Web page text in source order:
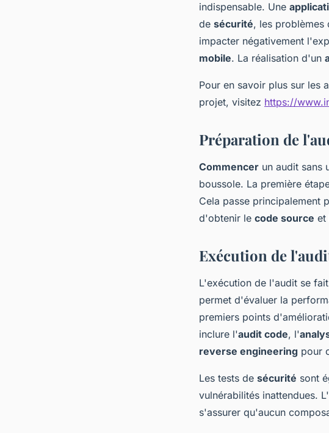
indispensable. Une
de sécurité, les problèmes
impacter négativement
mobile. La réalisation d'un
Pour en savoir plus sur les
projet, visitez https://
Préparation de
Commencer un audit sans
boussole. La première
Cela passe principalement
d'obtenir le code source et
Exécution de
L'exécution de l'audit se
permet d'évaluer la
premiers points
inclure l'audit code, l'
reverse engineering pour
Les tests de sécurité sont
vulnérabilités inattendues. L'
s'assurer qu'aucun